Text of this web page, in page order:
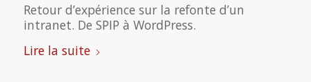
Retour d’expérience sur la refonte d’un
intranet. De SPIP à WordPress.
Lire la suite